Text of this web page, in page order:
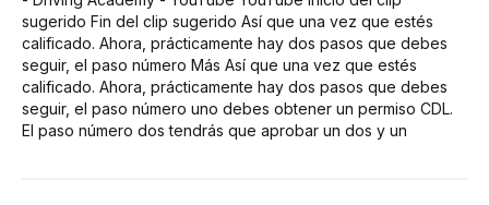
sugerido Fin del clip sugerido Así que una vez que estés
calificado. Ahora, prácticamente hay dos pasos que debes
seguir, el paso número Más Así que una vez que estés
calificado. Ahora, prácticamente hay dos pasos que debes
seguir, el paso número uno debes obtener un permiso CDL.
El paso número dos tendrás que aprobar un dos y un